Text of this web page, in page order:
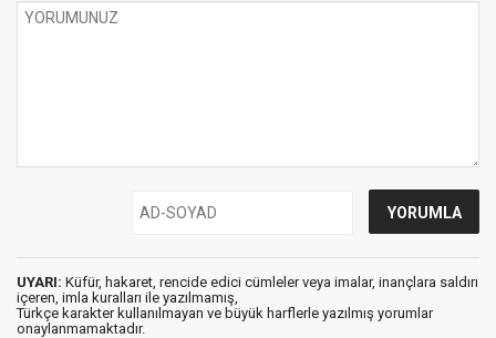
UYARI: Küfür, hakaret, rencide edici cümleler veya imalar, inançlara saldırı
içeren, imla kuralları ile yazılmamış,
Türkçe karakter kullanılmayan ve büyük harflerle yazılmış yorumlar
onaylanmamaktadır.